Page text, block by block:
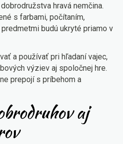
hravá nemčina.
s farbami, počítaním,
budú ukryté priamo v
a používať pri hľadaní vajec,
výziev aj spoločnej hre.
prepojí s príbehom a
aj